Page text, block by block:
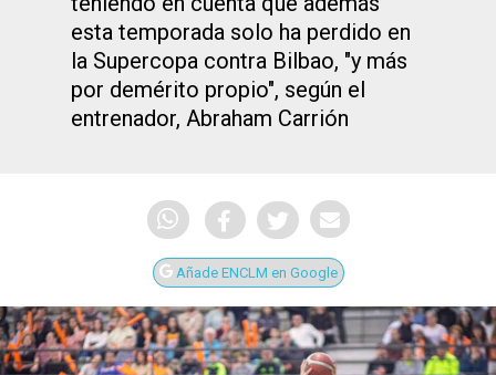
esta temporada solo ha perdido en
la Supercopa contra Bilbao, "y más
por demérito propio", según el
entrenador, Abraham Carrión
Añade ENCLM en Google